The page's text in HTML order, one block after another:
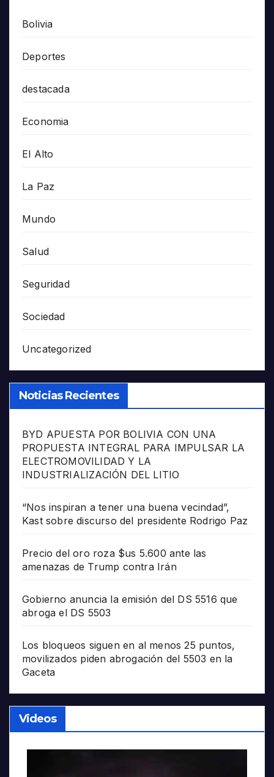
Bolivia
Deportes
destacada
Economia
El Alto
La Paz
Mundo
Salud
Seguridad
Sociedad
Uncategorized
Noticias Recientes
BYD APUESTA POR BOLIVIA CON UNA
PROPUESTA INTEGRAL PARA IMPULSAR LA
ELECTROMOVILIDAD Y LA
INDUSTRIALIZACIÓN DEL LITIO
“Nos inspiran a tener una buena vecindad”,
Kast sobre discurso del presidente Rodrigo Paz
Precio del oro roza $us 5.600 ante las
amenazas de Trump contra Irán
Gobierno anuncia la emisión del DS 5516 que
abroga el DS 5503
Los bloqueos siguen en al menos 25 puntos,
movilizados piden abrogación del 5503 en la
Gaceta
Videos